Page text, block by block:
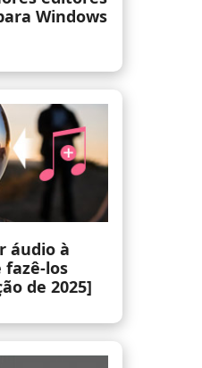
de áudio em
M4A
MP3
de som
desktop)